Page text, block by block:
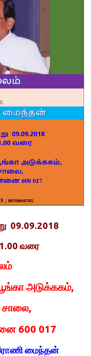
09.09.2018
வரை
அடுக்ககம்,
சாலை,
600 017
மைந்தன்